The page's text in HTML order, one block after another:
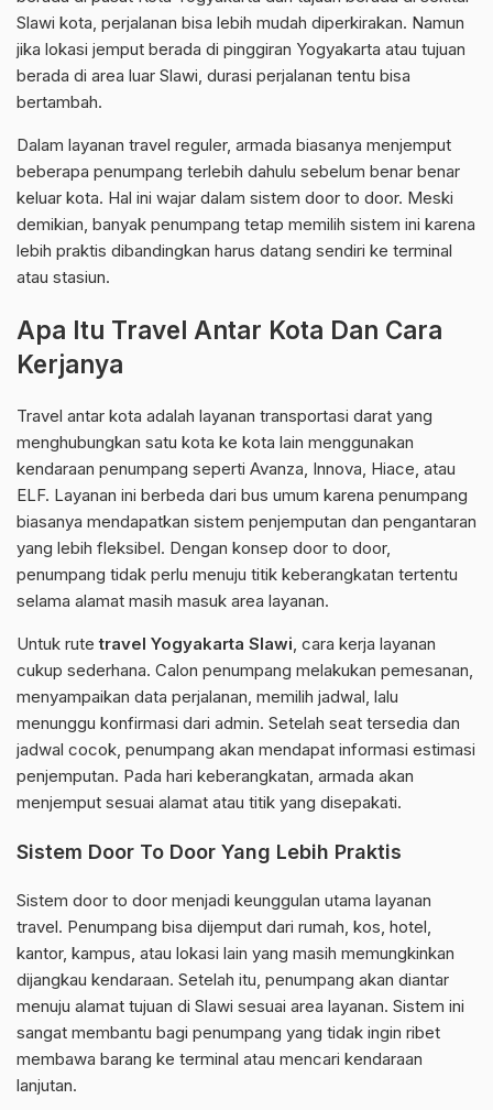
Slawi kota, perjalanan bisa lebih mudah diperkirakan. Namun
jika lokasi jemput berada di pinggiran Yogyakarta atau tujuan
berada di area luar Slawi, durasi perjalanan tentu bisa
bertambah.
Dalam layanan travel reguler, armada biasanya menjemput
beberapa penumpang terlebih dahulu sebelum benar benar
keluar kota. Hal ini wajar dalam sistem door to door. Meski
demikian, banyak penumpang tetap memilih sistem ini karena
lebih praktis dibandingkan harus datang sendiri ke terminal
atau stasiun.
Apa Itu Travel Antar Kota Dan Cara
Kerjanya
Travel antar kota adalah layanan transportasi darat yang
menghubungkan satu kota ke kota lain menggunakan
kendaraan penumpang seperti Avanza, Innova, Hiace, atau
ELF. Layanan ini berbeda dari bus umum karena penumpang
biasanya mendapatkan sistem penjemputan dan pengantaran
yang lebih fleksibel. Dengan konsep door to door,
penumpang tidak perlu menuju titik keberangkatan tertentu
selama alamat masih masuk area layanan.
Untuk rutetravel Yogyakarta Slawi, cara kerja layanan
cukup sederhana. Calon penumpang melakukan pemesanan,
menyampaikan data perjalanan, memilih jadwal, lalu
menunggu konfirmasi dari admin. Setelah seat tersedia dan
jadwal cocok, penumpang akan mendapat informasi estimasi
penjemputan. Pada hari keberangkatan, armada akan
menjemput sesuai alamat atau titik yang disepakati.
Sistem Door To Door Yang Lebih Praktis
Sistem door to door menjadi keunggulan utama layanan
travel. Penumpang bisa dijemput dari rumah, kos, hotel,
kantor, kampus, atau lokasi lain yang masih memungkinkan
dijangkau kendaraan. Setelah itu, penumpang akan diantar
menuju alamat tujuan di Slawi sesuai area layanan. Sistem ini
sangat membantu bagi penumpang yang tidak ingin ribet
membawa barang ke terminal atau mencari kendaraan
lanjutan.